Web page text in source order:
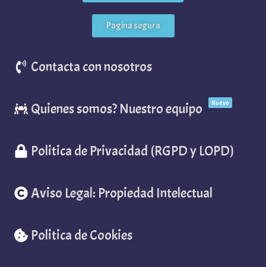
Pagina segura
Contacta con nosotros
Quienes somos? Nuestro equipo Nuevo
Politica de Privacidad (RGPD y LOPD)
Aviso Legal: Propiedad Intelectual
Politica de Cookies